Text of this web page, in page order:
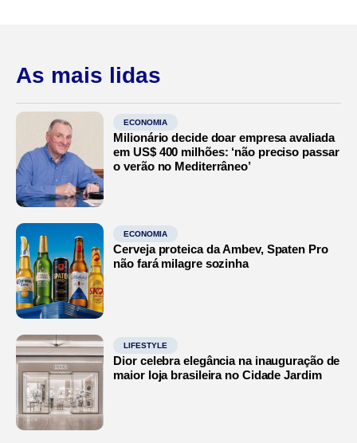
As mais lidas
ECONOMIA
Milionário decide doar empresa avaliada
em US$ 400 milhões: ‘não preciso passar
o verão no Mediterrâneo’
ECONOMIA
Cerveja proteica da Ambev, Spaten Pro
não fará milagre sozinha
LIFESTYLE
Dior celebra elegância na inauguração de
maior loja brasileira no Cidade Jardim